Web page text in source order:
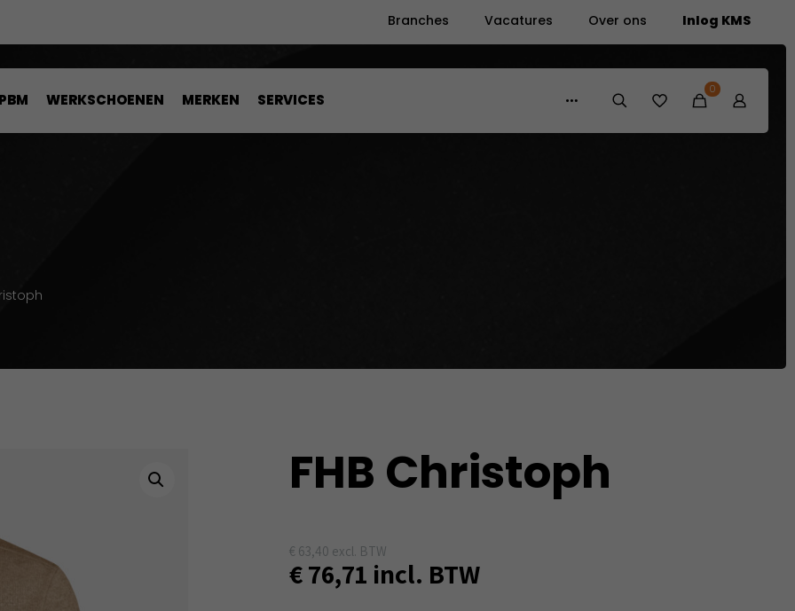
Branches Vacatures Over ons Inlog KMS
PBM WERKSCHOENEN MERKEN SERVICES
0
FHB Christoph
€ 63,40 excl. BTW
€76,71 incl. BTW